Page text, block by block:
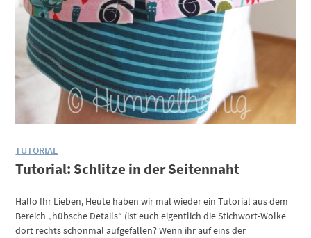
TUTORIAL
Tutorial: Schlitze in der Seitennaht
Hallo Ihr Lieben, Heute haben wir mal wieder ein Tutorial aus dem
Bereich „hübsche Details“ (ist euch eigentlich die Stichwort-Wolke
dort rechts schonmal aufgefallen? Wenn ihr auf eins der